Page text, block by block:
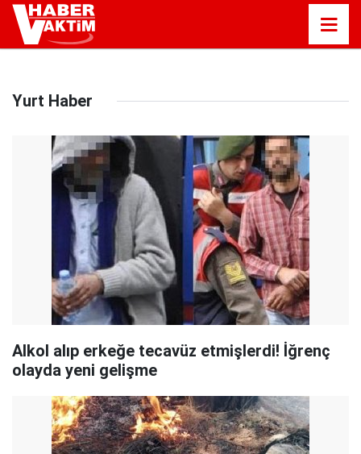
Yurt Haber
Alkol alıp erkeğe tecavüz etmişlerdi! İğrenç
olayda yeni gelişme